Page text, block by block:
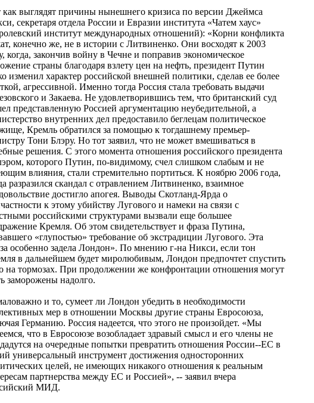
как выглядят причины нынешнего кризиса по версии Джеймса
секретаря отдела России и Евразии института «Чатем хаус»
институт международных отношений): «Корни конфликта
конечно же, не в истории с Литвиненко. Они восходят к 2003
когда, закончив войну в Чечне и поправив экономическое
страны благодаря взлету цен на нефть, президент Путин
изменил характер российской внешней политики, сделав ее более
агрессивной. Именно тогда Россия стала требовать выдачи
и Закаева. Не удовлетворившись тем, что британский суд
представленную Россией аргументацию неубедительной, а
внутренних дел предоставило беглецам политическое
Кремль обратился за помощью к тогдашнему премьер-
Тони Блэру. Но тот заявил, что не может вмешиваться в
решения. С этого момента отношения российского президента
которого Путин, по-видимому, счел слишком слабым и не
влияния, стали стремительно портиться. К ноябрю 2006 года,
разразился скандал с отравлением Литвиненко, взаимное
достигло апогея. Выводы Скотланд-Ярда о
к этому убийству Лугового и намеки на связи с
российскими структурами вызвали еще большее
Кремля. Об этом свидетельствует и фраза Путина,
«глупостью» требование об экстрадиции Лугового. Эта
особенно задела Лондон». По мнению г-на Никси, если тон
в дальнейшем будет миролюбивым, Лондон предпочтет спустить
на тормозах. При продолжении же конфронтации отношения могут
заморожены надолго.
и то, сумеет ли Лондон убедить в необходимости
мер в отношении Москвы другие страны Евросоюза,
Германию. Россия надеется, что этого не произойдет. «Мы
что в Евросоюзе возобладает здравый смысл и его члены не
на очередные попытки превратить отношения России--ЕС в
универсальный инструмент достижения односторонних
целей, не имеющих никакого отношения к реальным
партнерства между ЕС и Россией», -- заявил вчера
МИД.